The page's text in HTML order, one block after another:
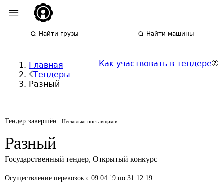
Найти грузы Найти машины
Главная
Тендеры
Разный
Как участвовать в тендере
Тендер завершён Несколько поставщиков
Разный
Государственный тендер, Открытый конкурс
Осуществление перевозок с 09.04.19 по 31.12.19